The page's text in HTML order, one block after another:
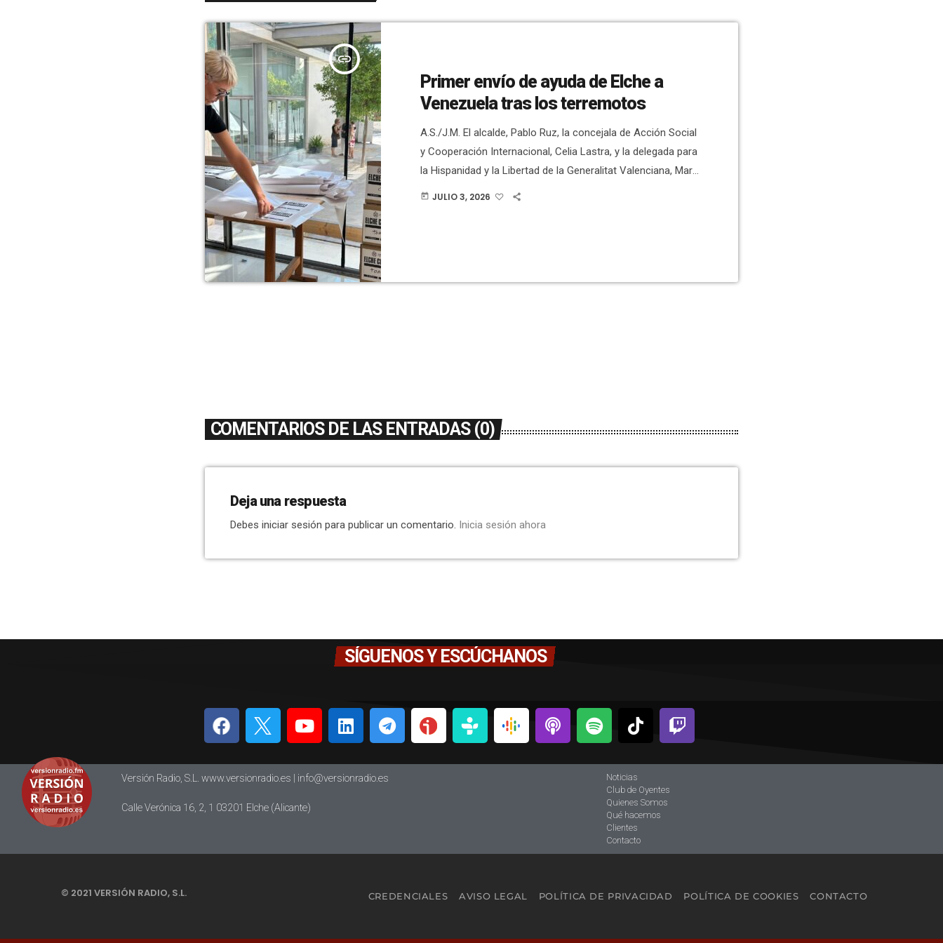
insert_link
Primer envío de ayuda de Elche a
Venezuela tras los terremotos
A.S./J.M. El alcalde, Pablo Ruz, la concejala de Acción Social
y Cooperación Internacional, Celia Lastra, y la delegada para
la Hispanidad y la Libertad de la Generalitat Valenciana, Mary
Ponte, han visitado el dispositivo de ayuda solidaria
today JULIO 3, 2026
COMENTARIOS DE LAS ENTRADAS (0)
Deja una respuesta
Debes iniciar sesión para publicar un comentario. Inicia sesión ahora
SÍGUENOS Y ESCÚCHANOS
Versión Radio, S.L. www.versionradio.es | info@versionradio.es
Calle Verónica 16, 2, 1 03201 Elche (Alicante)
Noticias
Club de Oyentes
Quienes Somos
Qué hacemos
Clientes
Contacto
© 2021 VERSIÓN RADIO, S.L. CREDENCIALES AVISO LEGAL POLÍTICA DE PRIVACIDAD POLÍTICA DE COOKIES CONTACTO